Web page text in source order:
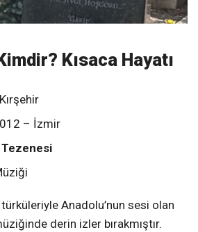
Kısaca Hayatı
– İzmir
Tezenesi
Anadolu’nun sesi olan
derin izler bırakmıştır.